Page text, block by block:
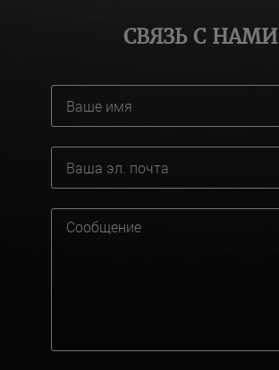
СВЯЗЬ С НАМИ